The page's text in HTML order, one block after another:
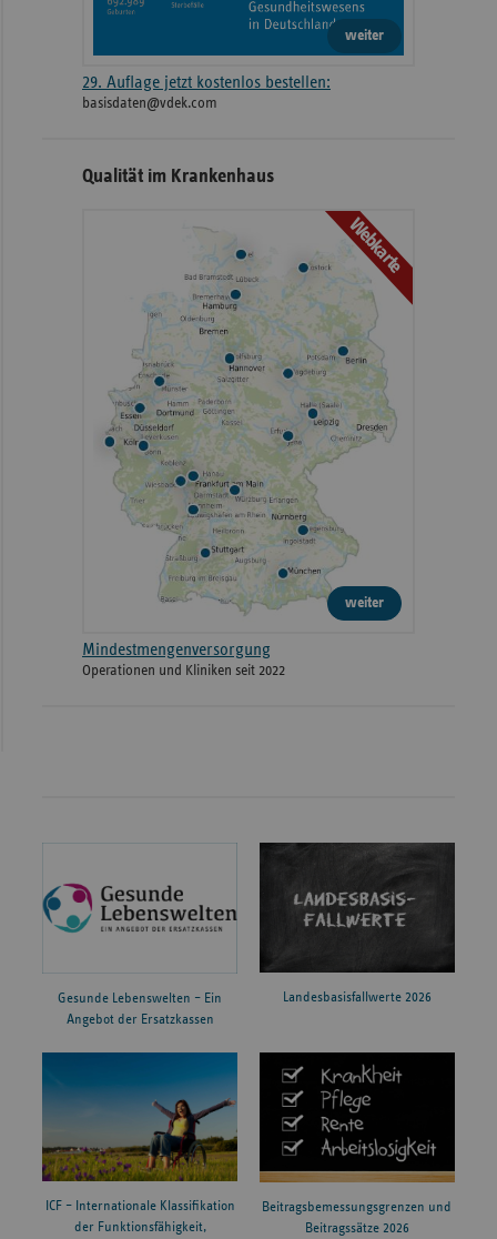
weiter
29. Auflage jetzt kostenlos bestellen:
basisdaten@vdek.com
Qualität im Krankenhaus
Webkarte
weiter
Mindestmengenversorgung
Operationen und Kliniken seit 2022
Gesunde Lebenswelten – Ein
Angebot der Ersatzkassen
Landesbasisfallwerte 2026
ICF – Internationale Klassifikation
der Funktionsfähigkeit,
Beitragsbemessungsgrenzen und
Beitragssätze 2026